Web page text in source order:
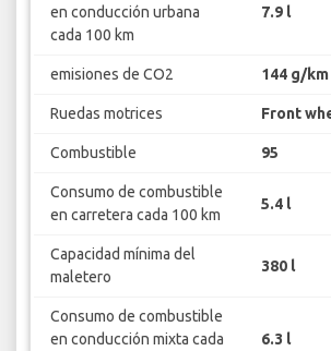
en conducción urbana
cada 100 km
7.9 l
emisiones de CO2 144 g/km
Ruedas motrices Front
Combustible 95
Consumo de combustible
en carretera cada 100 km
5.4 l
Capacidad mínima del
maletero
380 l
Consumo de combustible
en conducción mixta cada
6.3 l